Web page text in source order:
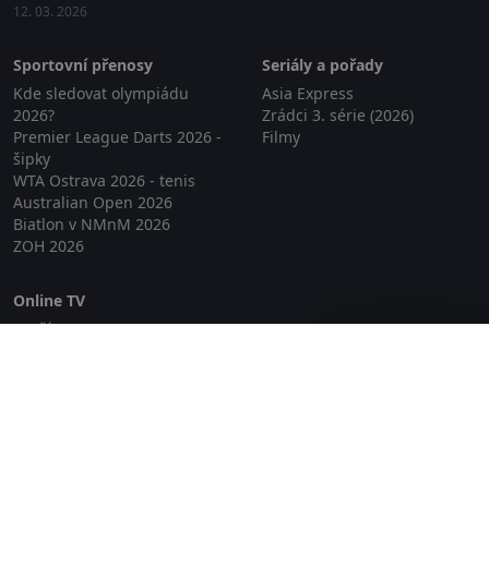
12. 03. 2026
Sportovní přenosy
Kde sledovat olympiádu
2026?
Premier League Darts 2026 -
šipky
WTA Ostrava 2026 - tenis
Australian Open 2026
Biatlon v NMnM 2026
ZOH 2026
Seriály a pořady
Asia Express
Zrádci 3. série (2026)
Filmy
Online TV
Lepší.TV